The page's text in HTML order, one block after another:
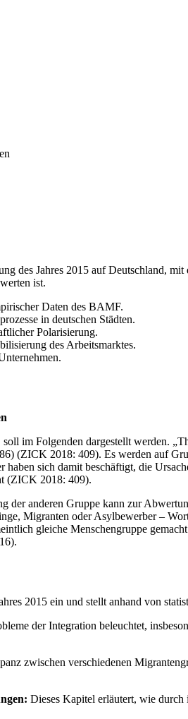
des Jahres 2015 auf Deutschland,
ist.
Daten des BAMF.
in deutschen Städten.
Polarisierung.
des Arbeitsmarktes.
im Folgenden dargestellt werden.
(ZICK 2018: 409). Es werden auf
sich damit beschäftigt, die
(ZICK 2018: 409).
der anderen Gruppe kann zur
Migranten oder Asylbewerber –
gleiche Menschengruppe
2015 ein und stellt anhand von
der Integration beleuchtet,
zwischen verschiedenen
Dieses Kapitel erläutert, wie durch